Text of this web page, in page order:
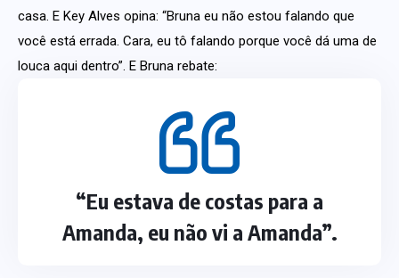
casa. E Key Alves opina: “Bruna eu não estou falando que
você está errada. Cara, eu tô falando porque você dá uma de
louca aqui dentro”. E Bruna rebate:
“Eu estava de costas para a
Amanda, eu não vi a Amanda”.